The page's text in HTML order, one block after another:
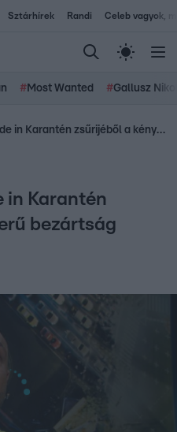
Sztárhírek Randi Celeb vagyok,
# Most Wanted #Gallusz
Ezt hozta ki a Made in Karantén zsűrijéből a kényszerű bezártság
in Karantén
bezártság